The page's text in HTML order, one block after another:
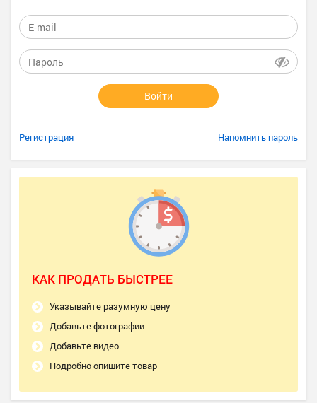
Войти
Регистрация Напомнить пароль
КАК ПРОДАТЬ БЫСТРЕЕ
Указывайте разумную цену
Добавьте фотографии
Добавьте видео
Подробно опишите товар